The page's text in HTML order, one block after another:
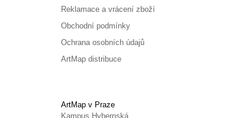
Reklamace a vrácení zboží
Obchodní podmínky
Ochrana osobních údajů
ArtMap distribuce
ArtMap v Praze
Kampus Hybernská